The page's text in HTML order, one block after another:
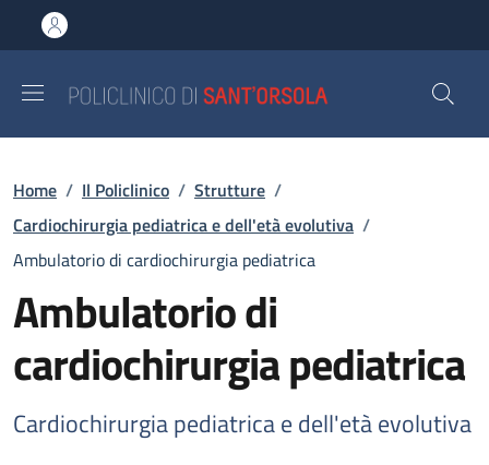
al contenuto principale
to footer content
Briciole di pane
Home / Il Policlinico / Strutture /
Cardiochirurgia pediatrica e dell'età evolutiva /
Ambulatorio di cardiochirurgia pediatrica
Ambulatorio di
cardiochirurgia pediatrica
Cardiochirurgia pediatrica e dell'età evolutiva